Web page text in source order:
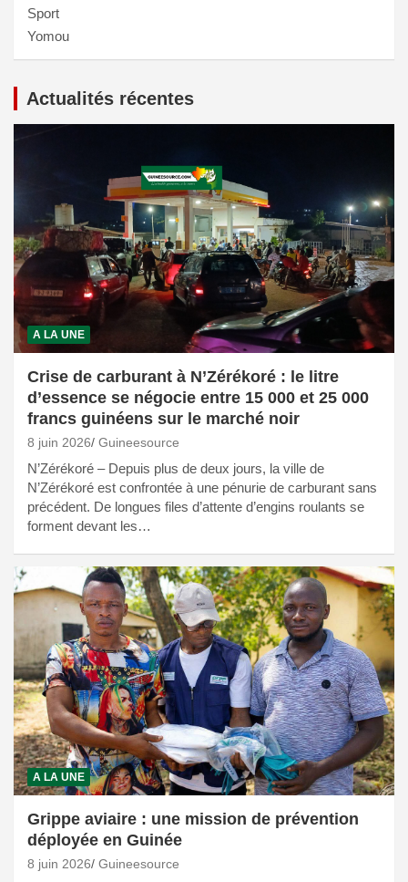
Sport
Yomou
Actualités récentes
A LA UNE
Crise de carburant à N’Zérékoré : le litre
d’essence se négocie entre 15 000 et 25 000
francs guinéens sur le marché noir
8 juin 2026 Guineesource
N’Zérékoré – Depuis plus de deux jours, la ville de
N’Zérékoré est confrontée à une pénurie de carburant sans
précédent. De longues files d’attente d’engins roulants se
forment devant les…
A LA UNE
Grippe aviaire : une mission de prévention
déployée en Guinée
8 juin 2026 Guineesource